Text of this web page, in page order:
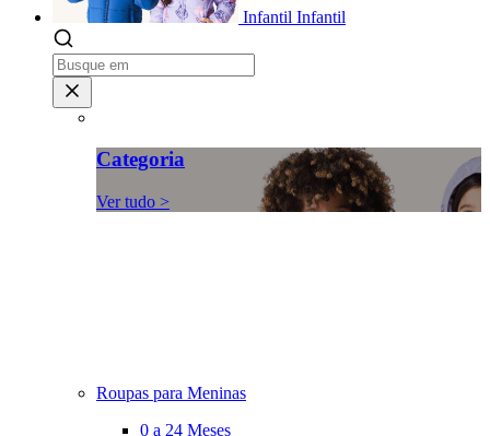
Infantil Infantil
Categoria
Ver tudo >
Roupas para Meninas
0 a 24 Meses